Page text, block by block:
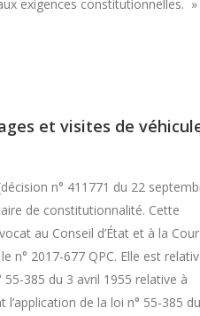
exigences constitutionnelles. »
et visites de
n° 411771 du 22
de constitutionnalité. Cette
au Conseil d’État et à la Cour
n° 2017-677 QPC. Elle est
385 du 3 avril 1955 relative à
de la loi n° 55-385